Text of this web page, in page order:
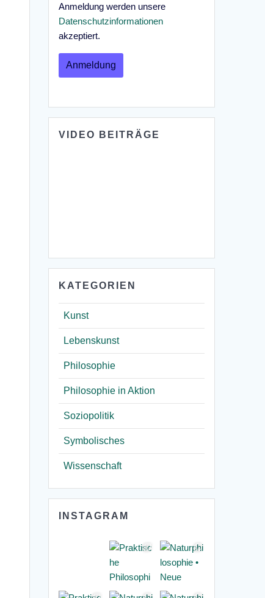
Anmeldung werden unsere
Datenschutzinformationen
akzeptiert.
VIDEO BEITRÄGE
KATEGORIEN
Kunst
Lebenskunst
Philosophie
Philosophie in Aktion
Soziopolitik
Symbolisches
Wissenschaft
INSTAGRAM